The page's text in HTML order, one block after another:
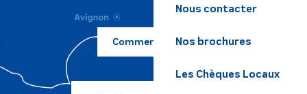
Nous contacter
Nos brochures
Les Chèques Locaux
Comment venir ?